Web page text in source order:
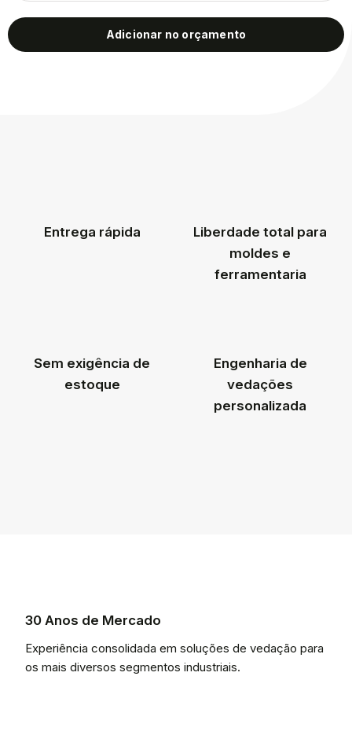
Adicionar no orçamento
Entrega rápida
Liberdade total para
moldes e
ferramentaria
Sem exigência de
estoque
Engenharia de
vedações
personalizada
30 Anos de Mercado
Experiência consolidada em soluções de vedação para
os mais diversos segmentos industriais.